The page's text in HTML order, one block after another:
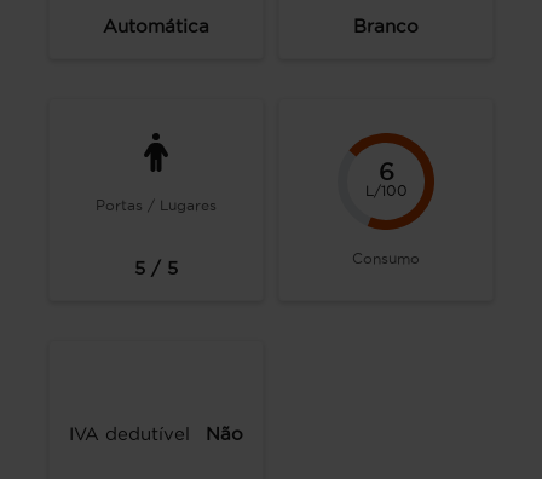
Automática Branco
Portas / Lugares
5 / 5
6
L/100
Consumo
IVA dedutível Não